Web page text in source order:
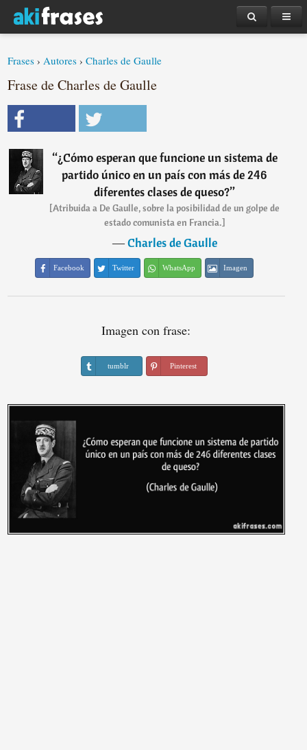
Frases ›Autores ›Charles de Gaulle
Frase de Charles de Gaulle
“¿Cómo esperan que funcione un sistema de
partido único en un país con más de 246
diferentes clases de queso?”
[Atribuida a De Gaulle, sobre la posibilidad de un golpe de
estado comunista en Francia.]
―Charles de Gaulle
Facebook Twitter WhatsApp Imagen
Imagen con frase:
tumblr Pinterest